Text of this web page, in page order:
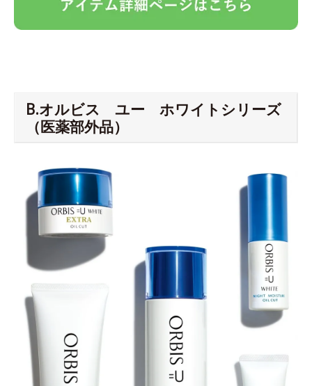
B.オルビス ユー ホワイトシリーズ
（医薬部外品）